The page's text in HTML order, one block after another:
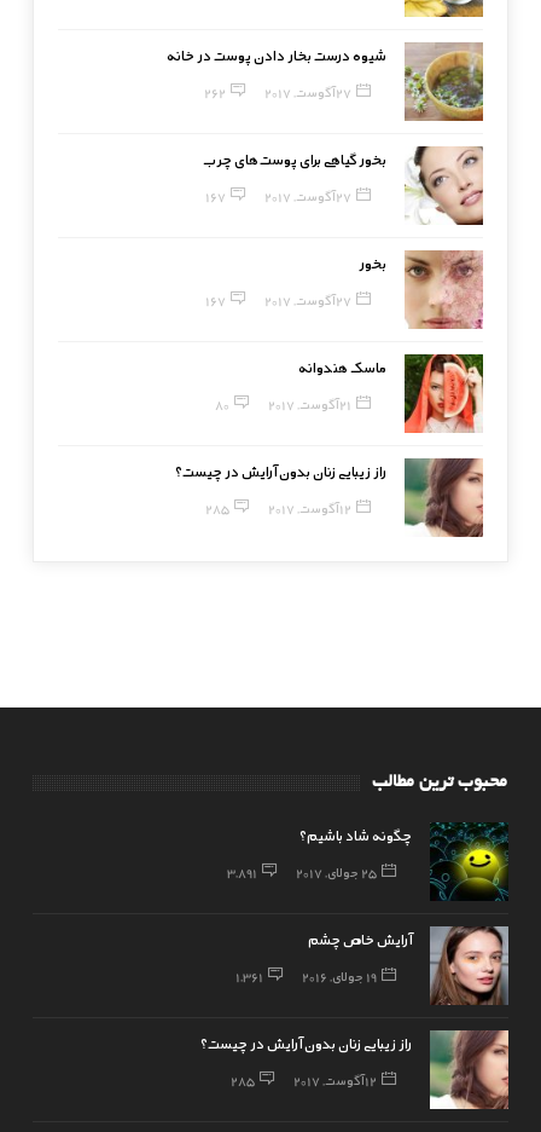
شیوه درست بخار دادن پوست در خانه
27 آگوست, 2017 262
بخور گیاهی برای پوست‌های چرب
27 آگوست, 2017 167
بخور
27 آگوست, 2017 167
ماسک هندوانه
21 آگوست, 2017 80
راز زیبایی زنان بدون آرایش در چیست؟
12 آگوست, 2017 285
محبوب ترین مطالب
چگونه شاد باشیم؟
25 جولای, 2017 3,891
آرایش خاص چشم
19 جولای, 2016 1,361
راز زیبایی زنان بدون آرایش در چیست؟
12 آگوست, 2017 285